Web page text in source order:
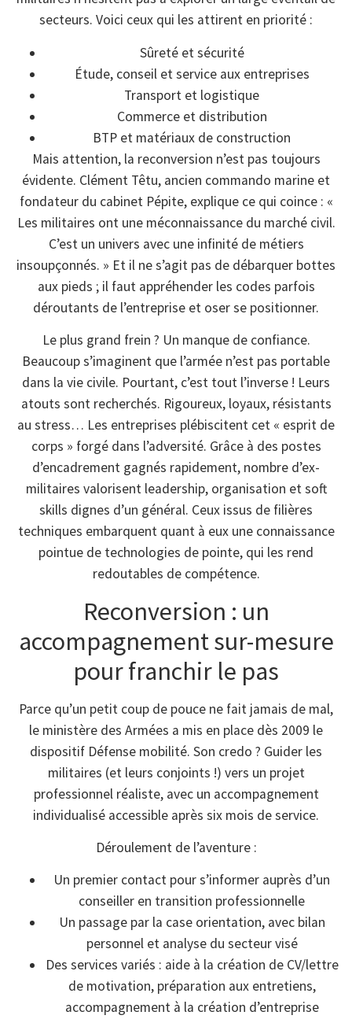
secteurs. Voici ceux qui les attirent en priorité :
Sûreté et sécurité
Étude, conseil et service aux entreprises
Transport et logistique
Commerce et distribution
BTP et matériaux de construction
Mais attention, la reconversion n’est pas toujours
évidente. Clément Têtu, ancien commando marine et
fondateur du cabinet Pépite, explique ce qui coince : «
Les militaires ont une méconnaissance du marché civil.
C’est un univers avec une infinité de métiers
insoupçonnés. » Et il ne s’agit pas de débarquer bottes
aux pieds ; il faut appréhender les codes parfois
déroutants de l’entreprise et oser se positionner.
Le plus grand frein ? Un manque de confiance.
Beaucoup s’imaginent que l’armée n’est pas portable
dans la vie civile. Pourtant, c’est tout l’inverse ! Leurs
atouts sont recherchés. Rigoureux, loyaux, résistants
au stress… Les entreprises plébiscitent cet « esprit de
corps » forgé dans l’adversité. Grâce à des postes
d’encadrement gagnés rapidement, nombre d’ex-
militaires valorisent leadership, organisation et soft
skills dignes d’un général. Ceux issus de filières
techniques embarquent quant à eux une connaissance
pointue de technologies de pointe, qui les rend
redoutables de compétence.
Reconversion : un
accompagnement sur-mesure
pour franchir le pas
Parce qu’un petit coup de pouce ne fait jamais de mal,
le ministère des Armées a mis en place dès 2009 le
dispositif Défense mobilité. Son credo ? Guider les
militaires (et leurs conjoints !) vers un projet
professionnel réaliste, avec un accompagnement
individualisé accessible après six mois de service.
Déroulement de l’aventure :
Un premier contact pour s’informer auprès d’un
conseiller en transition professionnelle
Un passage par la case orientation, avec bilan
personnel et analyse du secteur visé
Des services variés : aide à la création de CV/lettre
de motivation, préparation aux entretiens,
accompagnement à la création d’entreprise